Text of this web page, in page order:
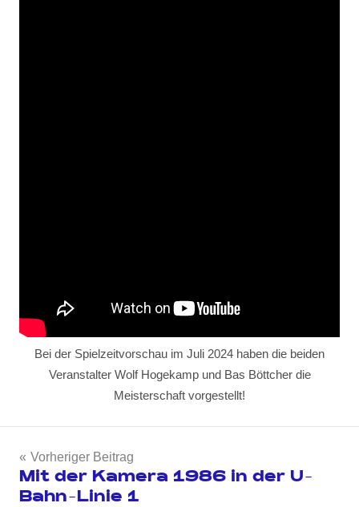
Bei der Spielzeitvorschau im Juli 2024 haben die beiden
Veranstalter Wolf Hogekamp und Bas Böttcher die
Meisterschaft vorgestellt!
Beitragsnavigation
Vorheriger Beitrag
Mit der Kamera 1986 in der U-
Bahn-Linie 1